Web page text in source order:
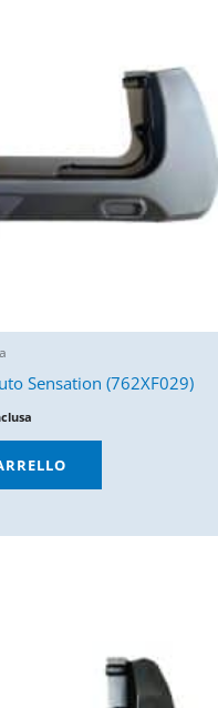
Sensation (762XF029)